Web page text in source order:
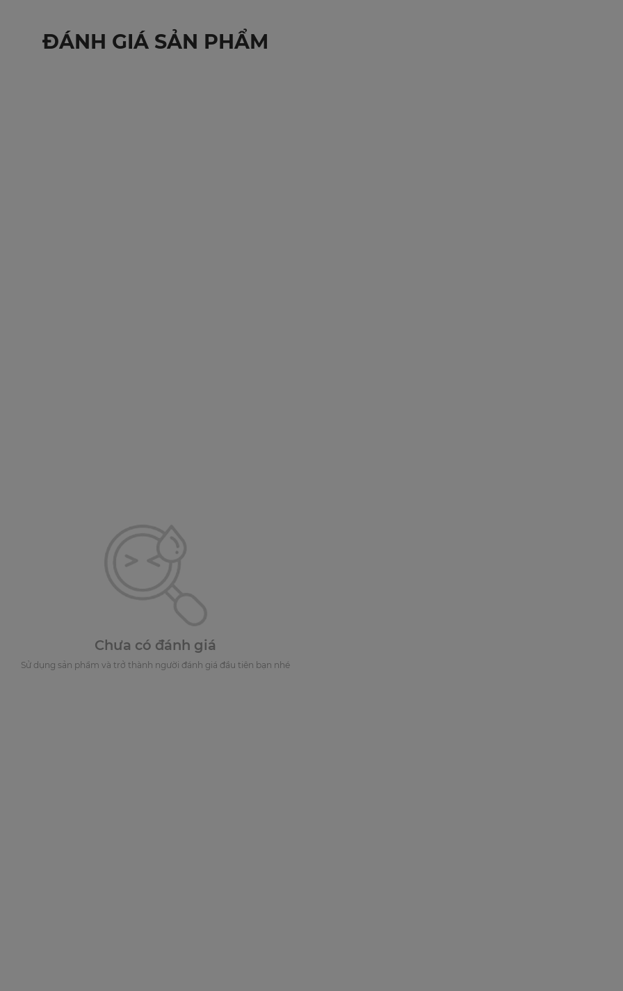
ĐÁNH GIÁ SẢN PHẨM
Chưa có đánh giá
Sử dụng sản phẩm và trở thành người đánh giá đầu tiên bạn nhé